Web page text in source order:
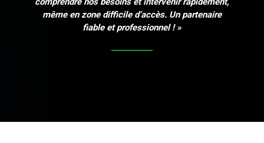
même en zone difficile d’accès. Un partenaire
fiable et professionnel ! »